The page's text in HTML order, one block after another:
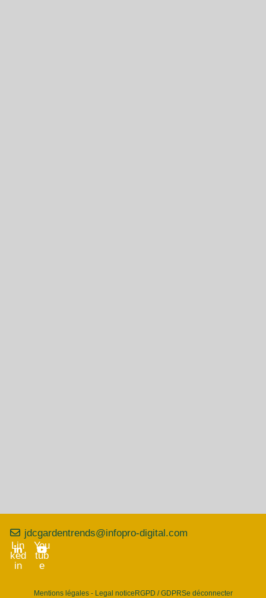
jdcgardentrends@infopro-digital.com
Lin
ked
in
You
tub
e
Mentions légales - Legal noticeRGPD / GDPRSe déconnecter